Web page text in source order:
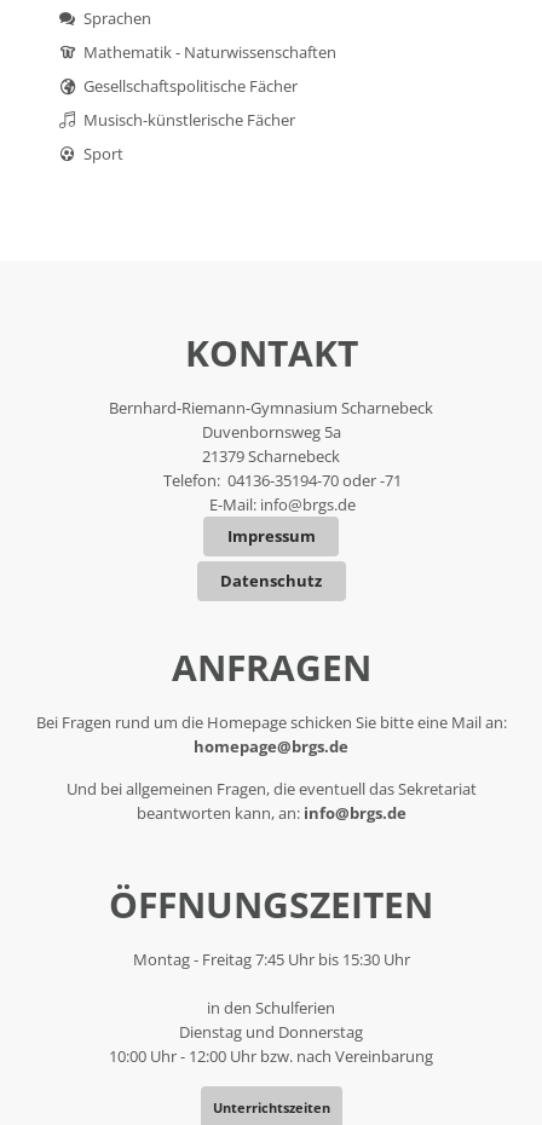
Sprachen
Mathematik - Naturwissenschaften
Gesellschaftspolitische Fächer
Musisch-künstlerische Fächer
Sport
KONTAKT
Bernhard-Riemann-Gymnasium Scharnebeck
Duvenbornsweg 5a
21379 Scharnebeck
Telefon: 04136-35194-70 oder -71
E-Mail: info@brgs.de
Impressum
Datenschutz
ANFRAGEN
Bei Fragen rund um die Homepage schicken Sie bitte eine Mail an:
homepage@brgs.de
Und bei allgemeinen Fragen, die eventuell das Sekretariat
beantworten kann, an: info@brgs.de
ÖFFNUNGSZEITEN
Montag - Freitag 7:45 Uhr bis 15:30 Uhr
in den Schulferien
Dienstag und Donnerstag
10:00 Uhr - 12:00 Uhr bzw. nach Vereinbarung
Unterrichtszeiten